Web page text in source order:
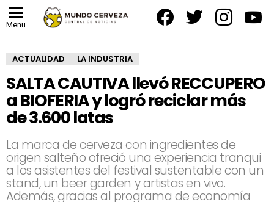
Menu
ACTUALIDAD LA INDUSTRIA
SALTA CAUTIVA llevó RECCUPERO
a BIOFERIA y logró reciclar más
de 3.600 latas
La marca de cerveza con ingredientes de
origen salteño ofreció una experiencia tranqui
a los asistentes del festival sustentable con un
stand, un beer garden y artistas en vivo.
Además, gracias al programa de economía